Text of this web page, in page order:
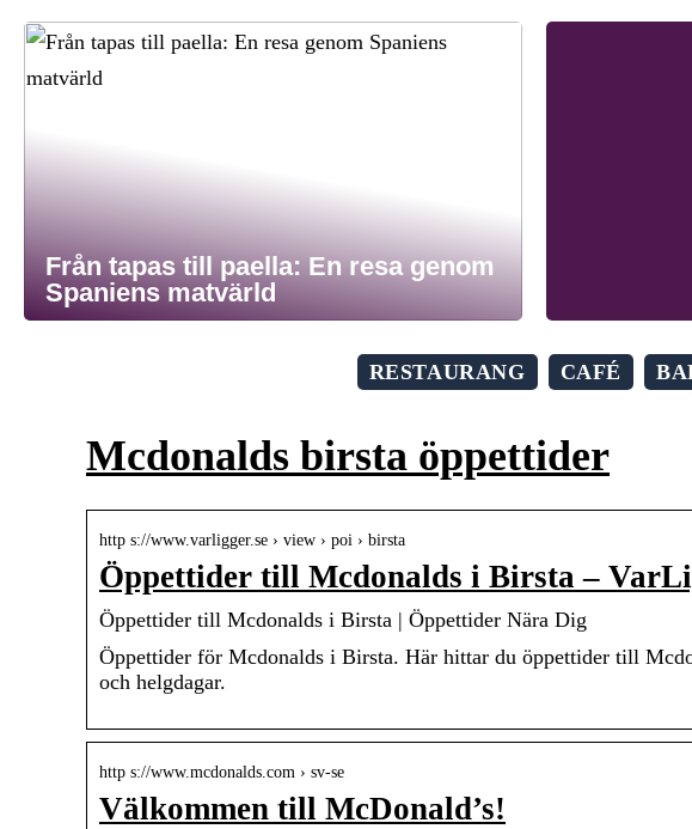
Från tapas till paella: En resa genom
Spaniens matvärld
RESTAURANG CAFÉ
Mcdonalds birsta öppettider
http s://www.varligger.se › view › poi › birsta
Öppettider till Mcdonalds i Birsta –
Öppettider till Mcdonalds i Birsta | Öppettider Nära Dig
Öppettider för Mcdonalds i Birsta. Här hittar du öppettider till
och helgdagar.
http s://www.mcdonalds.com › sv-se
Välkommen till McDonald’s!